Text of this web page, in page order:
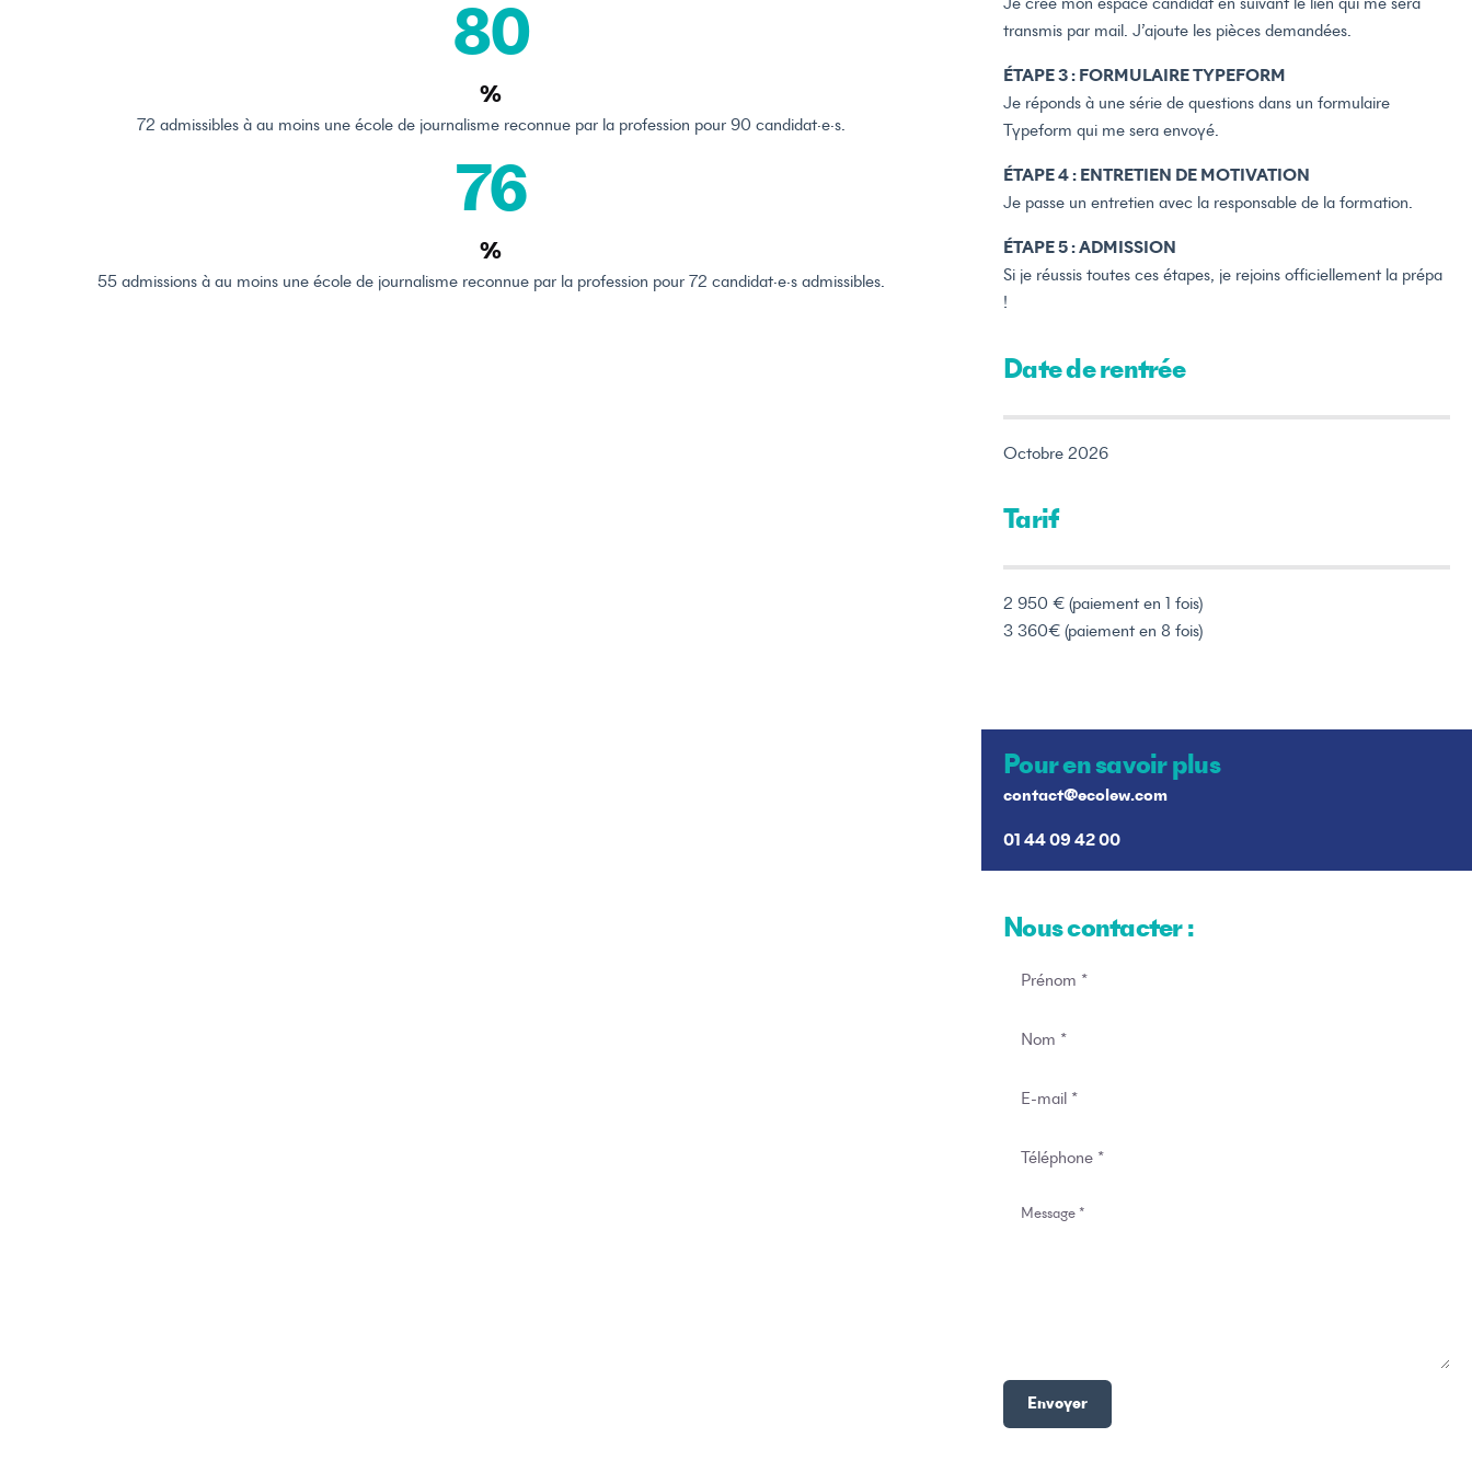
80
%
72 admissibles à au moins une école de journalisme reconnue par la profession pour 90 candidat·e·s.
76
%
55 admissions à au moins une école de journalisme reconnue par la profession pour 72 candidat·e·s admissibles.
Je crée mon espace candidat en suivant le lien qui me sera
transmis par mail. J’ajoute les pièces demandées.
ÉTAPE 3 : FORMULAIRE TYPEFORM
Je réponds à une série de questions dans un formulaire
Typeform qui me sera envoyé.
ÉTAPE 4 : ENTRETIEN DE MOTIVATION
Je passe un entretien avec la responsable de la formation.
ÉTAPE 5 : ADMISSION
Si je réussis toutes ces étapes, je rejoins officiellement la prépa
!
Date de rentrée
Octobre 2026
Tarif
2 950 € (paiement en 1 fois)
3 360€ (paiement en 8 fois)
Pour en savoir plus
contact@ecolew.com
01 44 09 42 00
Nous contacter :